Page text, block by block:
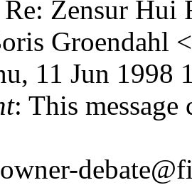
Zensur Hui
Groendahl
11 Jun 1998
: This